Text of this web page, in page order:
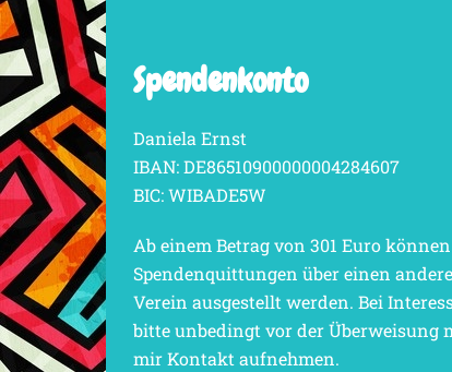
Spendenkonto
Daniela Ernst
IBAN: DE86510900000004284607
BIC: WIBADE5W
Ab einem Betrag von 301 Euro können
Spendenquittungen über einen
Verein ausgestellt werden. Bei
bitte unbedingt vor der Überweisung
mir Kontakt aufnehmen.